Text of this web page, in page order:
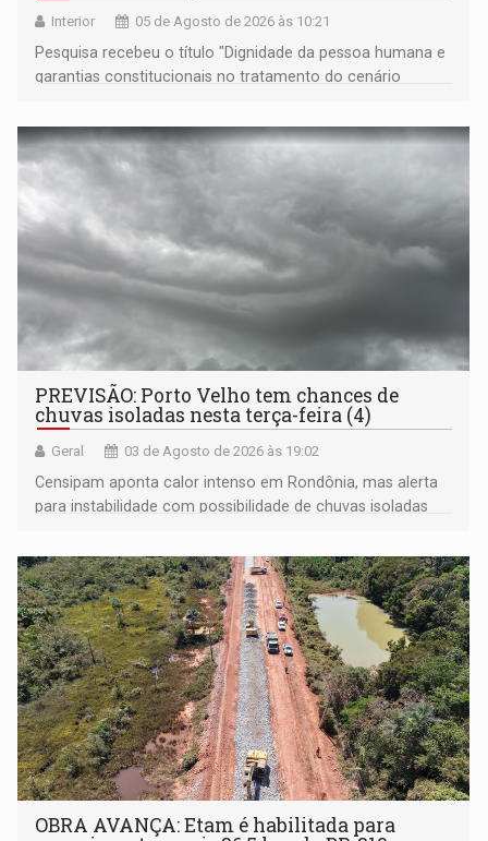
Interior 05 de Agosto de 2026 às 10:21
Pesquisa recebeu o título "Dignidade da pessoa humana e
garantias constitucionais no tratamento do cenário
Rica nos países da América do Sul"
PREVISÃO: Porto Velho tem chances de
chuvas isoladas nesta terça-feira (4)
Geral 03 de Agosto de 2026 às 19:02
Censipam aponta calor intenso em Rondônia, mas alerta
para instabilidade com possibilidade de chuvas isoladas
OBRA AVANÇA: Etam é habilitada para